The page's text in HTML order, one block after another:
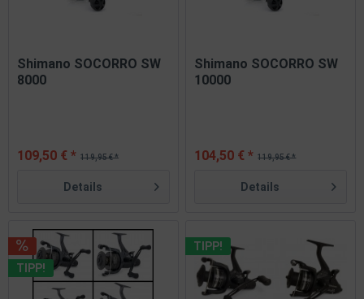
Shimano SOCORRO SW
8000
119,95 € *
109,50 € *
Details
Shimano SOCORRO SW
10000
119,95 € *
104,50 € *
Details
TIPP!
TIPP!